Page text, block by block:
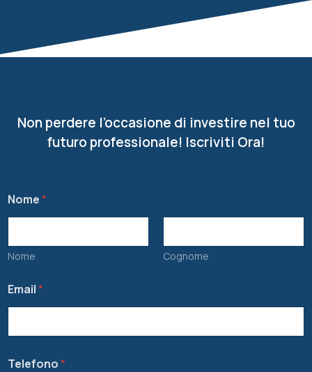
Non perdere l’occasione di investire nel tuo
futuro professionale! Iscriviti Ora!
Nome*
Nome Cognome
Email*
Telefono*